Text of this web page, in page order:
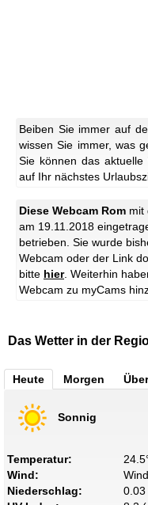
Beiben Sie immer auf
wissen Sie immer, was
Sie können das
auf Ihr nächstes
Diese Webcam Rom mit
am 19.11.2018
betrieben. Sie wurde
Webcam oder der Link
bitte hier. Weiterhin
Webcam zu myCams
Das Wetter in der
Heute Morgen
Sonnig
Temperatur:
Wind:
Niederschlag:
0.03